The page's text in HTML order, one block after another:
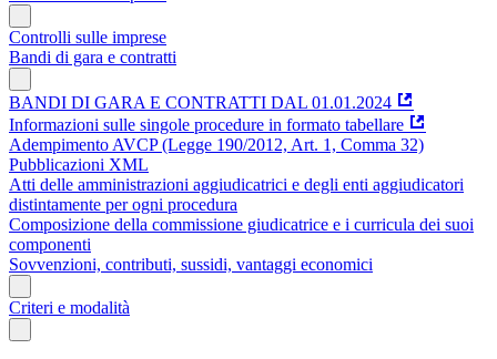
Controlli sulle imprese
Bandi di gara e contratti
BANDI DI GARA E CONTRATTI DAL 01.01.2024
Informazioni sulle singole procedure in formato tabellare
Adempimento AVCP (Legge 190/2012, Art. 1, Comma 32)
Pubblicazioni XML
Atti delle amministrazioni aggiudicatrici e degli enti aggiudicatori
distintamente per ogni procedura
Composizione della commissione giudicatrice e i curricula dei suoi
componenti
Sovvenzioni, contributi, sussidi, vantaggi economici
Criteri e modalità